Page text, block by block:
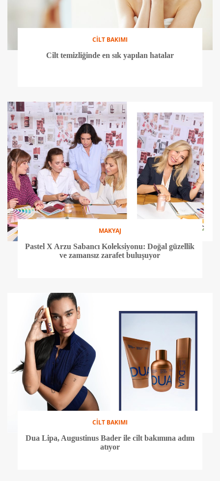
CİLT BAKIMI
Cilt temizliğinde en sık yapılan hatalar
MAKYAJ
Pastel X Arzu Sabancı Koleksiyonu: Doğal güzellik
ve zamansız zarafet buluşuyor
CİLT BAKIMI
Dua Lipa, Augustinus Bader ile cilt bakımına adım
atıyor